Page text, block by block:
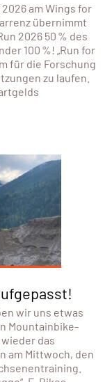
am Wings for
übernimmt
2026 50 % des
100 %! „Run for
für die Forschung
zu laufen.
wir uns etwas
Mountainbike-
das
am Mittwoch, den